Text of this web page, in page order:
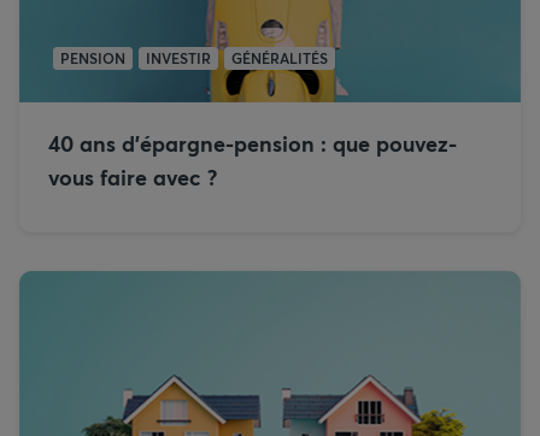
PENSION INVESTIR GÉNÉRALITÉS
40 ans d’épargne-pension : que pouvez-
vous faire avec ?